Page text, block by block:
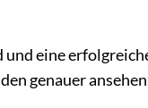
und eine
genauer